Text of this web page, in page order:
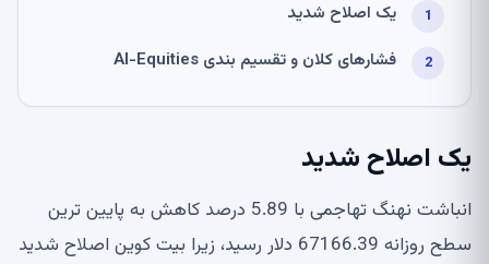
یک اصلاح شدید
فشارهای کلان و تقسیم بندی AI-Equities
یک اصلاح شدید
انباشت نهنگ تهاجمی با 5.89 درصد کاهش به پایین ترین
سطح روزانه 67166.39 دلار رسید، زیرا بیت کوین اصلاح شدید